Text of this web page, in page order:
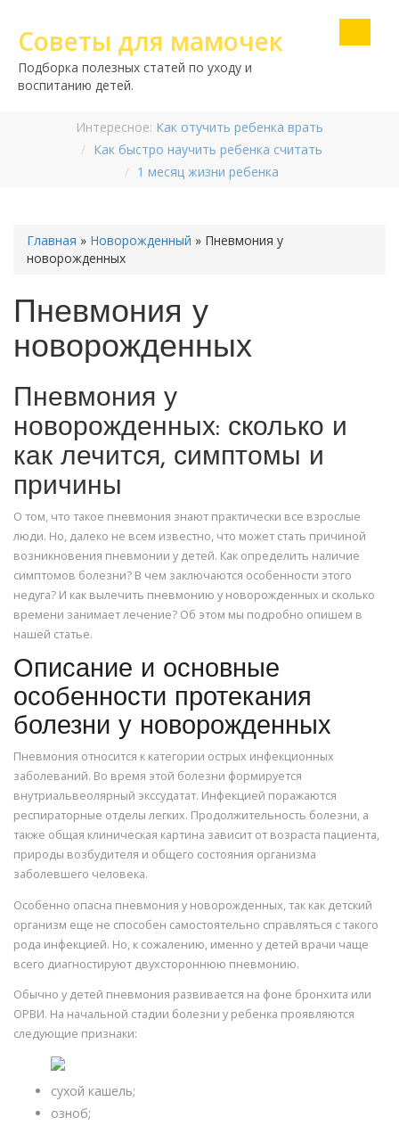
Советы для мамочек
Подборка полезных статей по уходу и
воспитанию детей.
Интересное: Как отучить ребенка врать
Как быстро научить ребенка считать
1 месяц жизни ребенка
Главная » Новорожденный » Пневмония у
новорожденных
Пневмония у
новорожденных
Пневмония у
новорожденных: сколько и
как лечится, симптомы и
причины
О том, что такое пневмония знают практически все взрослые
люди. Но, далеко не всем известно, что может стать причиной
возникновения пневмонии у детей. Как определить наличие
симптомов болезни? В чем заключаются особенности этого
недуга? И как вылечить пневмонию у новорожденных и сколько
времени занимает лечение? Об этом мы подробно опишем в
нашей статье.
Описание и основные
особенности протекания
болезни у новорожденных
Пневмония относится к категории острых инфекционных
заболеваний. Во время этой болезни формируется
внутриальвеолярный экссудатат. Инфекцией поражаются
респираторные отделы легких. Продолжительность болезни, а
также общая клиническая картина зависит от возраста пациента,
природы возбудителя и общего состояния организма
заболевшего человека.
Особенно опасна пневмония у новорожденных, так как детский
организм еще не способен самостоятельно справляться с такого
рода инфекцией. Но, к сожалению, именно у детей врачи чаще
всего диагностируют двухстороннюю пневмонию.
Обычно у детей пневмония развивается на фоне бронхита или
ОРВИ. На начальной стадии болезни у ребенка проявляются
следующие признаки:
сухой кашель;
озноб;